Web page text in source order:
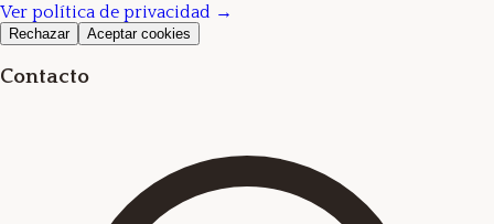
Ver política de privacidad →
Rechazar Aceptar cookies
Contacto